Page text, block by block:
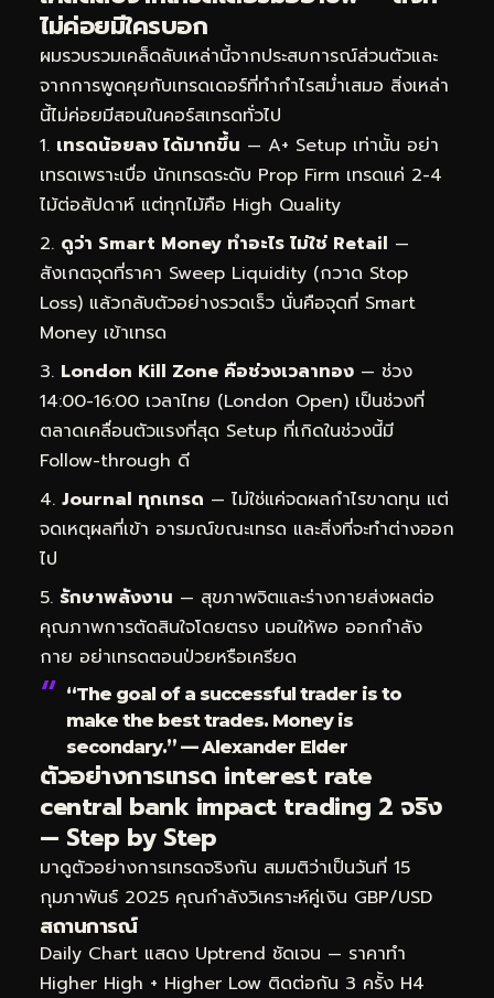
ไม่ค่อยมีใครบอก
ผมรวบรวมเคล็ดลับเหล่านี้จากประสบการณ์ส่วนตัวและ
จากการพูดคุยกับเทรดเดอร์ที่ทำกำไรสม่ำเสมอ สิ่งเหล่า
นี้ไม่ค่อยมีสอนในคอร์สเทรดทั่วไป
เทรดน้อยลง ได้มากขึ้น — A+ Setup เท่านั้น อย่า
เทรดเพราะเบื่อ นักเทรดระดับ Prop Firm เทรดแค่ 2-4
ไม้ต่อสัปดาห์ แต่ทุกไม้คือ High Quality
ดูว่า Smart Money ทำอะไร ไม่ใช่ Retail —
สังเกตจุดที่ราคา Sweep Liquidity (กวาด Stop
Loss) แล้วกลับตัวอย่างรวดเร็ว นั่นคือจุดที่ Smart
Money เข้าเทรด
London Kill Zone คือช่วงเวลาทอง — ช่วง
14:00-16:00 เวลาไทย (London Open) เป็นช่วงที่
ตลาดเคลื่อนตัวแรงที่สุด Setup ที่เกิดในช่วงนี้มี
Follow-through ดี
Journal ทุกเทรด — ไม่ใช่แค่จดผลกำไรขาดทุน แต่
จดเหตุผลที่เข้า อารมณ์ขณะเทรด และสิ่งที่จะทำต่างออก
ไป
รักษาพลังงาน — สุขภาพจิตและร่างกายส่งผลต่อ
คุณภาพการตัดสินใจโดยตรง นอนให้พอ ออกกำลัง
กาย อย่าเทรดตอนป่วยหรือเครียด
“The goal of a successful trader is to
make the best trades. Money is
secondary.” — Alexander Elder
ตัวอย่างการเทรด interest rate
central bank impact trading 2 จริง
— Step by Step
มาดูตัวอย่างการเทรดจริงกัน สมมติว่าเป็นวันที่ 15
กุมภาพันธ์ 2025 คุณกำลังวิเคราะห์คู่เงิน GBP/USD
สถานการณ์
Daily Chart แสดง Uptrend ชัดเจน — ราคาทำ
Higher High + Higher Low ติดต่อกัน 3 ครั้ง H4